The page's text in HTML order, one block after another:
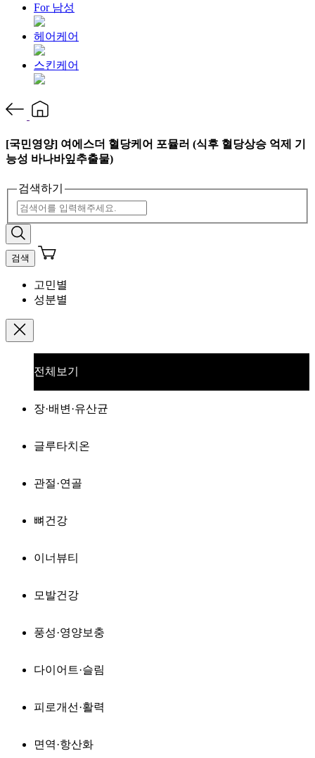
For 남성
헤어케어
스킨케어
[국민영양] 여에스더 혈당케어 포뮬러 (식후 혈당상승 억제 기
능성 바나바잎추출물)
검색하기
검색
고민별
성분별
전체보기
장·배변·유산균
글루타치온
관절·연골
뼈건강
이너뷰티
모발건강
풍성·영양보충
다이어트·슬림
피로개선·활력
면역·항산화